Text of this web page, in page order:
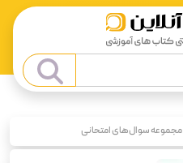
مجموعه سوال‌های امتحانی